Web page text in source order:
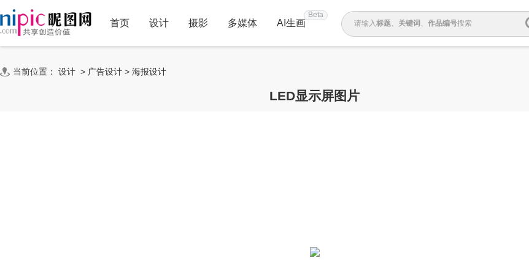
首页 设计 摄影 多媒体 AI生画
Beta
请输入标题、 关键词 、 作品编号搜索
当前位置： 设计 > 广告设计 > 海报设计
LED显示屏图片